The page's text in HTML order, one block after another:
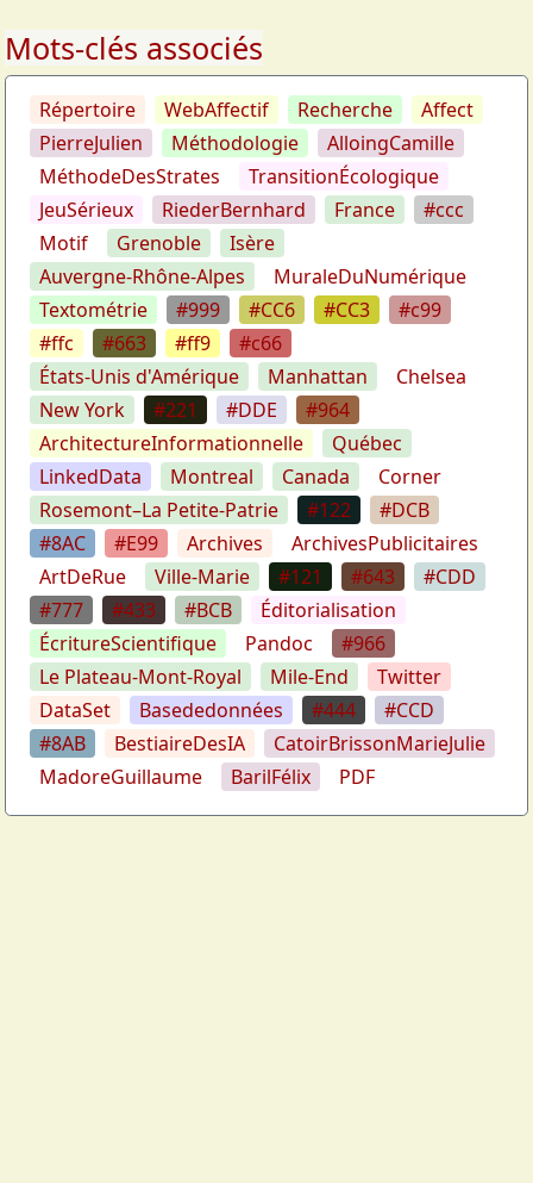
Mots-clés associés
Répertoire WebAffectif Recherche
Affect
PierreJulien
Méthodologie
AlloingCamille
MéthodeDesStrates
TransitionÉcologique
JeuSérieux
RiederBernhard France
#ccc
Motif
Grenoble
Isère
Auvergne-Rhône-Alpes
MuraleDuNumérique
Textométrie
#999 #CC6 #CC3
#c99
#ffc
#663 #ff9
#c66
États-Unis d'Amérique
Manhattan
Chelsea
New York
#221 #DDE
#964
ArchitectureInformationnelle
Québec
LinkedData
Montreal Canada
Corner
Rosemont–La Petite-Patrie
#122
#DCB
#8AC
#E99 Archives
ArchivesPublicitaires
ArtDeRue
Ville-Marie #121 #643
#CDD
#777
#433 #BCB
Éditorialisation
ÉcritureScientifique
Pandoc
#966
Le Plateau-Mont-Royal
Mile-End
Twitter
DataSet
Basededonnées #444
#CCD
#8AB
BestiaireDesIA
CatoirBrissonMarieJulie
MadoreGuillaume
BarilFélix PDF